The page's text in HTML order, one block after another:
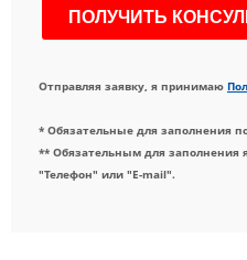
Отправляя заявку, я принимаю
* Обязательные для заполнения
** Обязательным для заполнения
"Телефон" или "E-mail".